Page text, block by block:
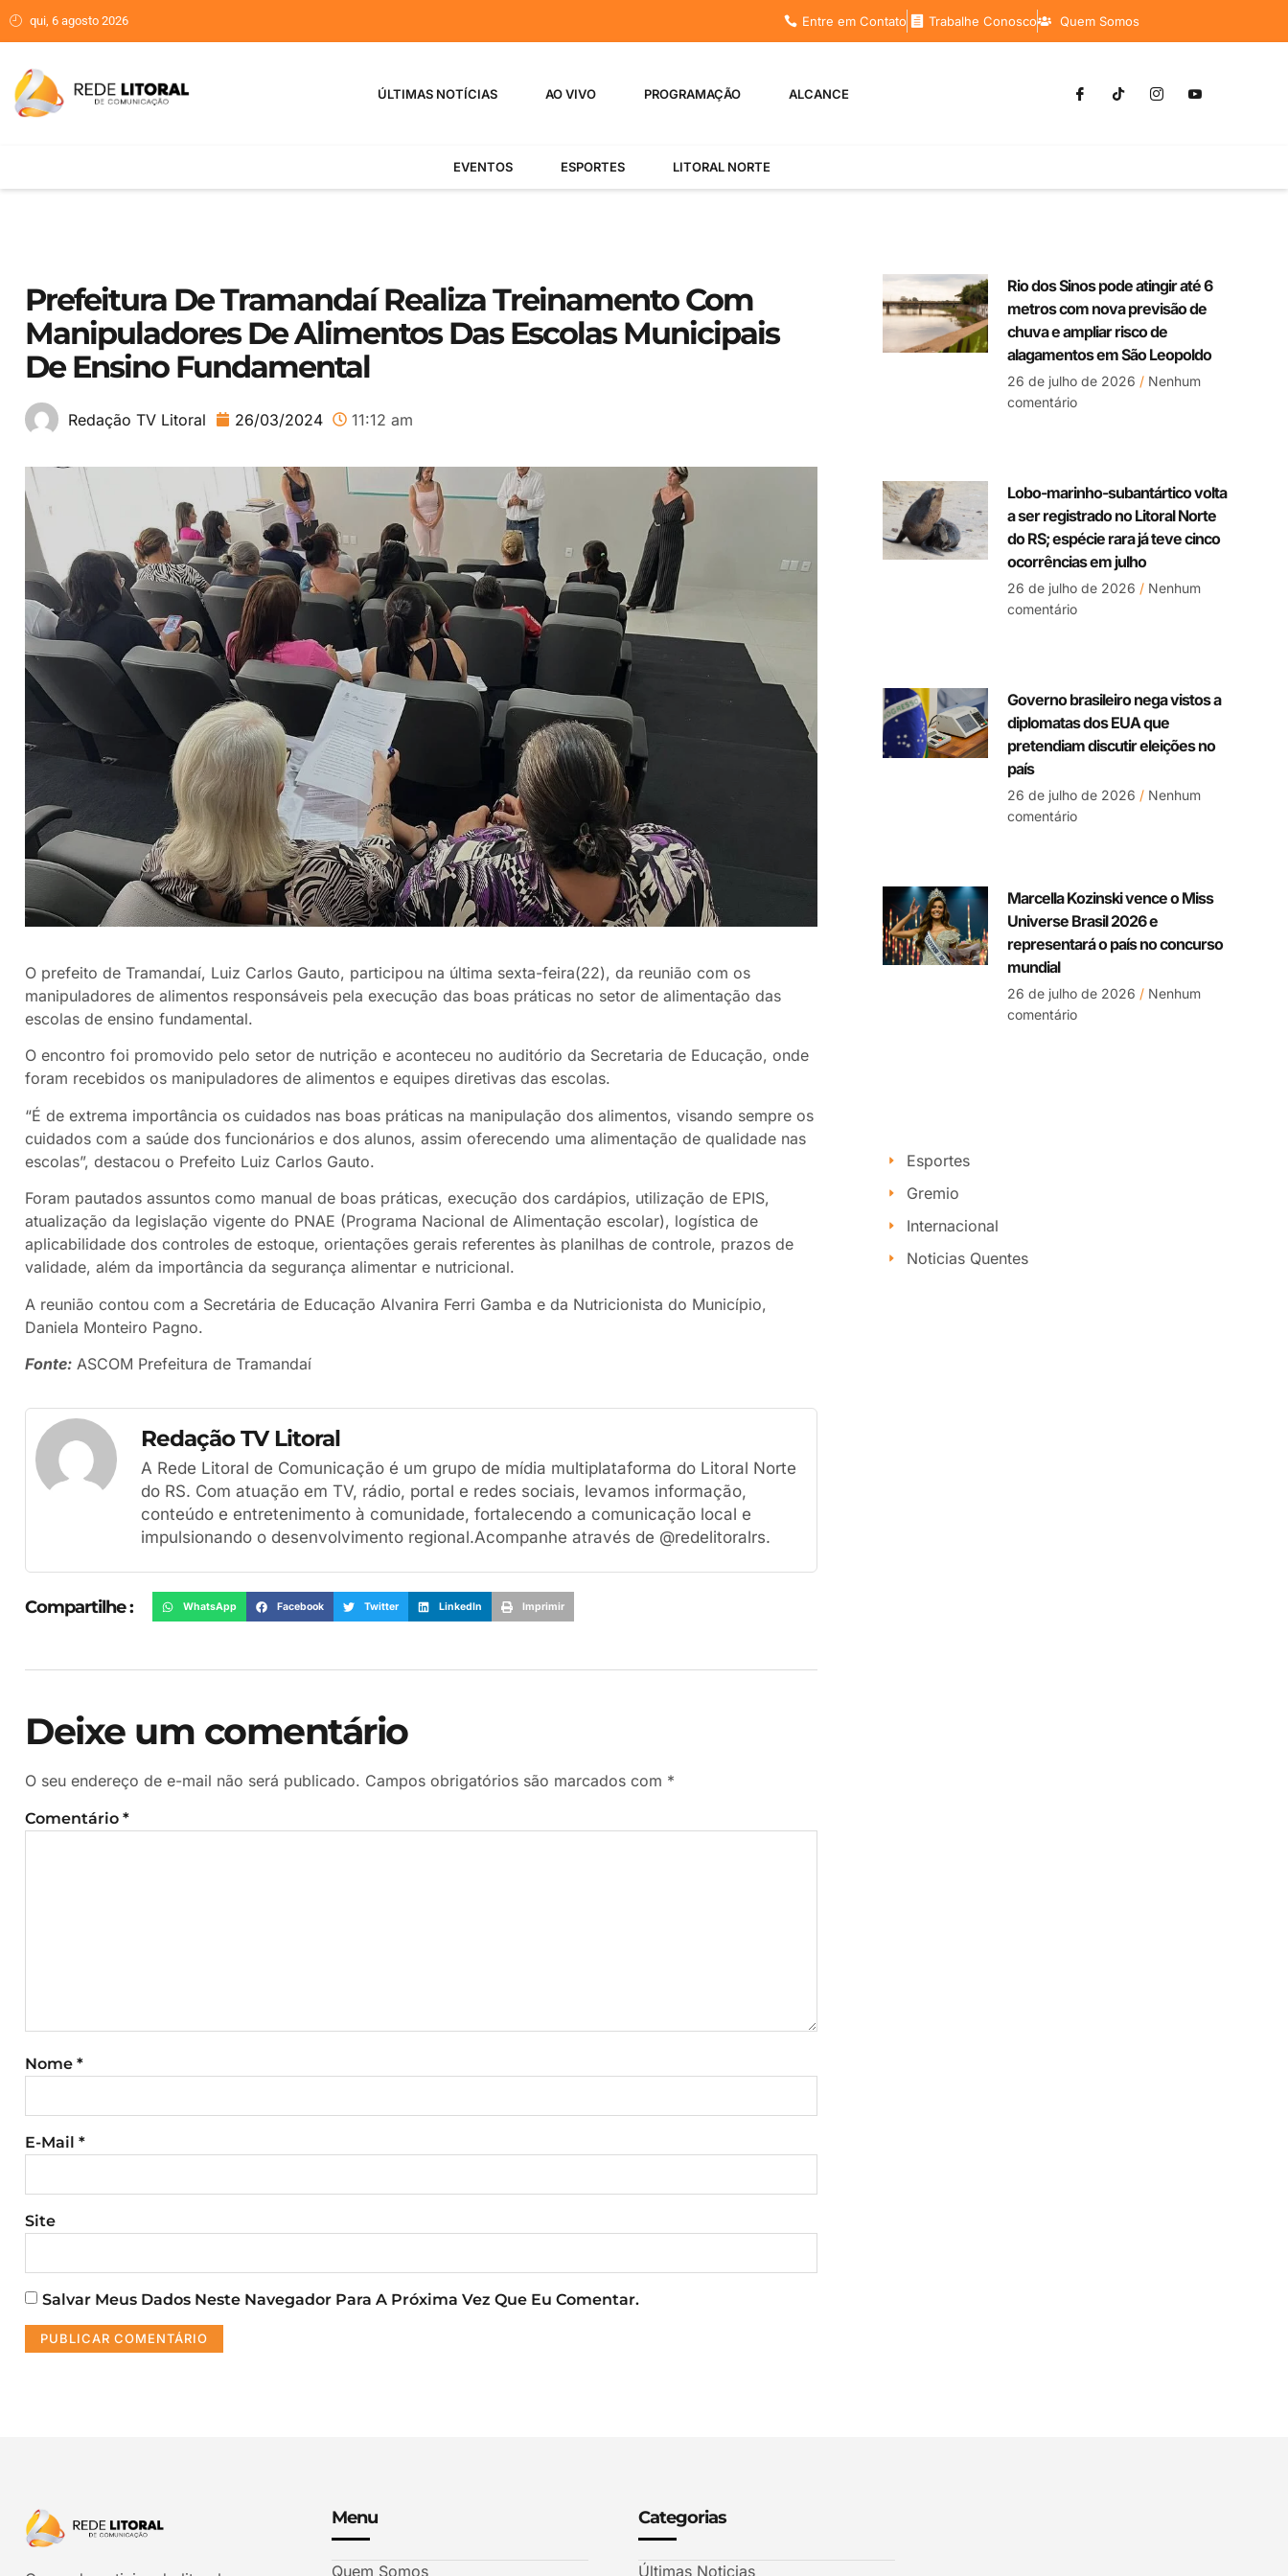
qui, 6 agosto 2026 Entre em Contato Trabalhe Conosco Quem Somos
ÚLTIMAS NOTÍCIAS AO VIVO PROGRAMAÇÃO ALCANCE
EVENTOS ESPORTES LITORAL NORTE
Prefeitura De Tramandaí Realiza Treinamento Com
Manipuladores De Alimentos Das Escolas Municipais
De Ensino Fundamental
Redação TV Litoral 26/03/2024 11:12 am
O prefeito de Tramandaí, Luiz Carlos Gauto, participou na última sexta-feira(22), da reunião com os
manipuladores de alimentos responsáveis pela execução das boas práticas no setor de alimentação das
escolas de ensino fundamental.
O encontro foi promovido pelo setor de nutrição e aconteceu no auditório da Secretaria de Educação, onde
foram recebidos os manipuladores de alimentos e equipes diretivas das escolas.
“É de extrema importância os cuidados nas boas práticas na manipulação dos alimentos, visando sempre os
cuidados com a saúde dos funcionários e dos alunos, assim oferecendo uma alimentação de qualidade nas
escolas”, destacou o Prefeito Luiz Carlos Gauto.
Foram pautados assuntos como manual de boas práticas, execução dos cardápios, utilização de EPIS,
atualização da legislação vigente do PNAE (Programa Nacional de Alimentação escolar), logística de
aplicabilidade dos controles de estoque, orientações gerais referentes às planilhas de controle, prazos de
validade, além da importância da segurança alimentar e nutricional.
A reunião contou com a Secretária de Educação Alvanira Ferri Gamba e da Nutricionista do Município,
Daniela Monteiro Pagno.
Fonte: ASCOM Prefeitura de Tramandaí
Redação TV Litoral
A Rede Litoral de Comunicação é um grupo de mídia multiplataforma do Litoral Norte
do RS. Com atuação em TV, rádio, portal e redes sociais, levamos informação,
conteúdo e entretenimento à comunidade, fortalecendo a comunicação local e
impulsionando o desenvolvimento regional.Acompanhe através de @redelitoralrs.
Compartilhe : WhatsApp Facebook Twitter LinkedIn Imprimir
Deixe um comentário
O seu endereço de e-mail não será publicado. Campos obrigatórios são marcados com *
Comentário *
Nome *
E-Mail *
Site
Salvar Meus Dados Neste Navegador Para A Próxima Vez Que Eu Comentar.
Rio dos Sinos pode atingir até 6
metros com nova previsão de
chuva e ampliar risco de
alagamentos em São Leopoldo
26 de julho de 2026 Nenhum
comentário
Lobo-marinho-subantártico volta
a ser registrado no Litoral Norte
do RS; espécie rara já teve cinco
ocorrências em julho
26 de julho de 2026 Nenhum
comentário
Governo brasileiro nega vistos a
diplomatas dos EUA que
pretendiam discutir eleições no
país
26 de julho de 2026 Nenhum
comentário
Marcella Kozinski vence o Miss
Universe Brasil 2026 e
representará o país no concurso
mundial
26 de julho de 2026 Nenhum
comentário
Esportes
Gremio
Internacional
Noticias Quentes
Menu
Quem Somos
Categorias
Últimas Noticias